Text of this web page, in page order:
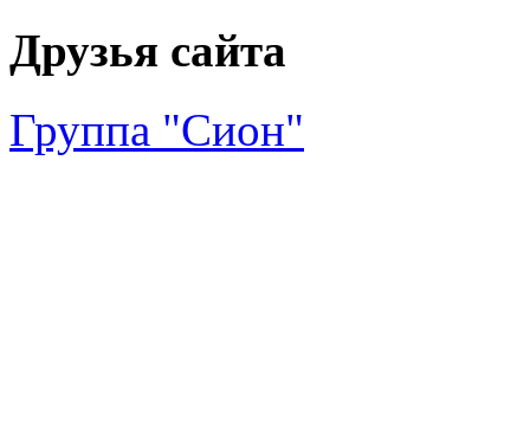
Друзья сайта
Группа "Сион"